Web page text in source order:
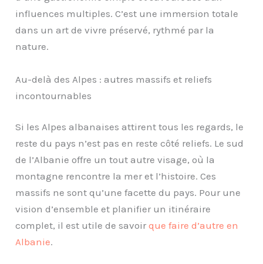
influences multiples. C’est une immersion totale
dans un art de vivre préservé, rythmé par la
nature.
Au-delà des Alpes : autres massifs et reliefs
incontournables
Si les Alpes albanaises attirent tous les regards, le
reste du pays n’est pas en reste côté reliefs. Le sud
de l’Albanie offre un tout autre visage, où la
montagne rencontre la mer et l’histoire. Ces
massifs ne sont qu’une facette du pays. Pour une
vision d’ensemble et planifier un itinéraire
complet, il est utile de savoirque faire d’autre en
Albanie.